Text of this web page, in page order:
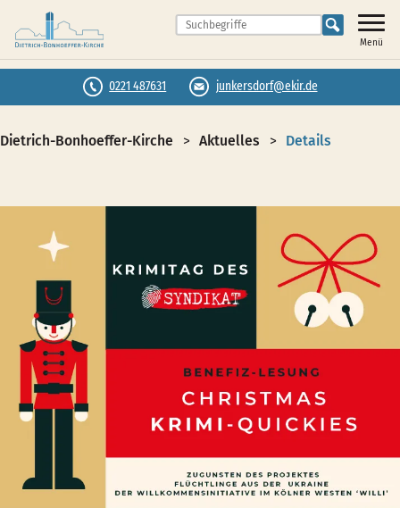
Menü
0221 487631 junkersdorf@ekir.de
Dietrich-Bonhoeffer-Kirche Aktuelles Details